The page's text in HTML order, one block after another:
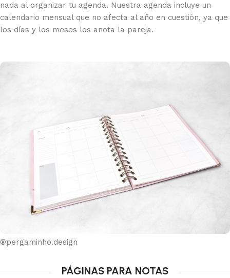
nada al organizar tu agenda. Nuestra agenda incluye un
calendario mensual que no afecta al año en cuestión, ya que
los días y los meses los anota la pareja.
®pergaminho.design
PÁGINAS PARA NOTAS